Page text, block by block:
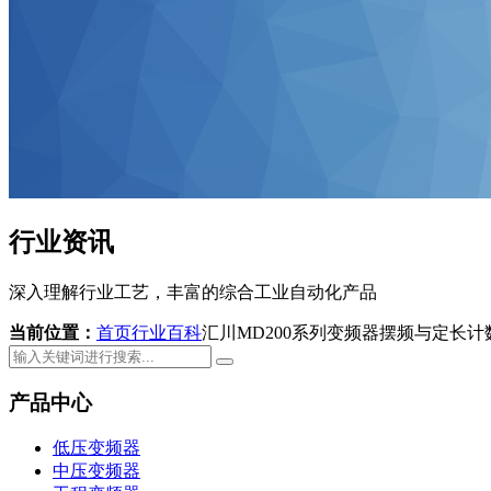
行业资讯
深入理解行业工艺，丰富的综合工业自动化产品
当前位置： 首页行业百科汇川MD200系列变频器摆频与定长计
产品中心
低压变频器
中压变频器